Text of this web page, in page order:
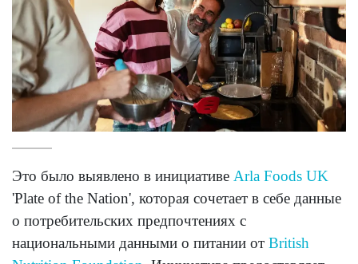
Это было выявлено в инициативе Arla Foods UK
'Plate of the Nation', которая сочетает в себе данные
о потребительских предпочтениях с
национальными данными о питании от British